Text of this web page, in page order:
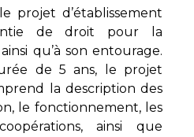
projet d’établissement
de droit pour la
qu’à son entourage.
de 5 ans, le projet
la description des
le fonctionnement, les
ainsi que